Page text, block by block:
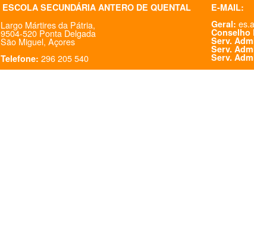
ESCOLA SECUNDÁRIA ANTERO DE QUENTAL
Largo Mártires da Pátria,
9504-520 Ponta Delgada
São Miguel, Açores
Telefone: 296 205 540
E-MAIL:
Geral:
Conselho
Serv.
Serv.
Serv.